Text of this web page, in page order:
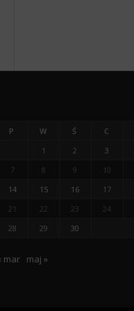
P W Ś C
1
2 3
7
8 9 10
14
15 16 17
21
22 23 24
28
29 30
mar maj »